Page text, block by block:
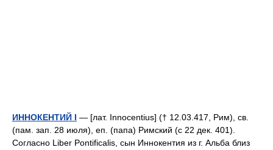
ИННОКЕНТИЙ I — [лат. Innocentius] († 12.03.417, Рим), св.
(пам. зап. 28 июля), еп. (папа) Римский (с 22 дек. 401).
Согласно Liber Pontificalis, сын Иннокентия из г. Альба близ